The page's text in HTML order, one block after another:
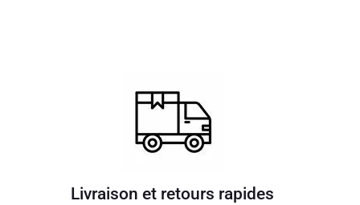
Livraison et retours rapides